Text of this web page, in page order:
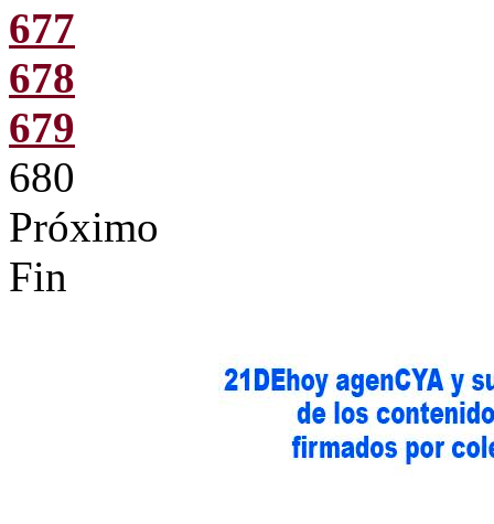
677
678
679
680
Próximo
Fin